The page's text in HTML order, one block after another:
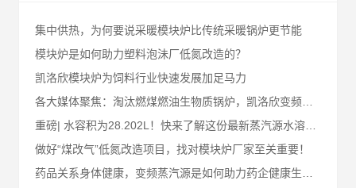
集中供热，为何要说采暖模块炉比传统采暖锅炉更节能
模块炉是如何助力塑料泡沬厂低氮改造的？
凯洛欣模块炉为饲料行业快速发展加足马力
各大媒体聚焦：淘汰燃煤燃油生物质锅炉，凯洛欣变频模块蒸汽源机助力国家“煤改气”
重磅| 水容积为28.202L！快来了解这份最新蒸汽源水溶机测试报告！
做好“煤改气”低氮改造项目，找对模块炉厂家至关重要！